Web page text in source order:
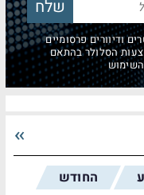
ודיוורים פרסומיים
הסלולר בהתאם
החודש